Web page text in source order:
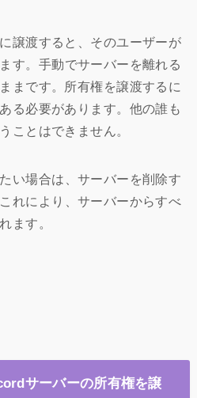
譲渡すると、そのユーザーが
す。 手動でサーバーを離れる
まです。所有権を譲渡するに
る必要があります。他の誰も
ことはできません。
い場合は 、サーバーを削除す
れにより、サーバーからすべ
ます。
サーバーの所有権を譲